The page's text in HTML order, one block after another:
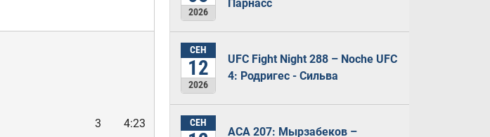
3 4:23
2026
Парнасс
СЕН
12
2026
UFC Fight Night 288 – Noche UFC
4: Родригес - Сильва
СЕН
ACA 207: Мырзабеков –